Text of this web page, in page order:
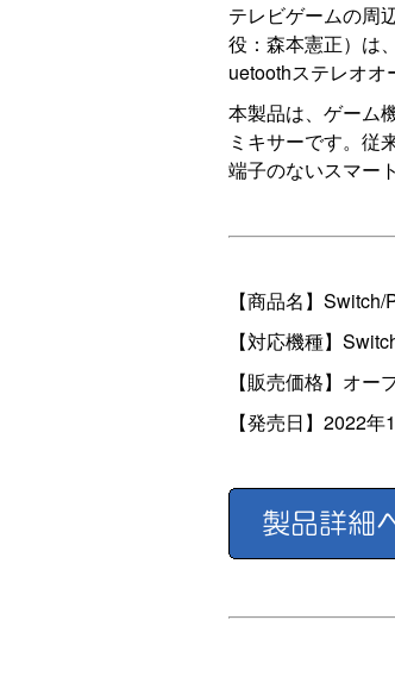
テレビゲームの周
役：森本憲正）は
uetoothステレオオ
本製品は、ゲーム
ミキサーです。従
端子のないスマー
【商品名】
【対応機種】
【販売価格】オー
【発売日】2022